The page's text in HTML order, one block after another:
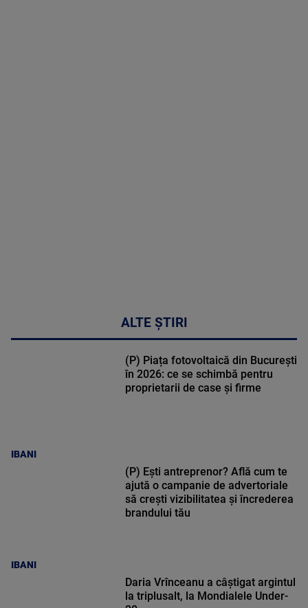
ALTE ȘTIRI
IBANI
(P) Piața fotovoltaică din București
în 2026: ce se schimbă pentru
proprietarii de case și firme
IBANI
(P) Ești antreprenor? Află cum te
ajută o campanie de advertoriale
să crești vizibilitatea și încrederea
brandului tău
Daria Vrînceanu a câştigat argintul
la triplusalt, la Mondialele Under-